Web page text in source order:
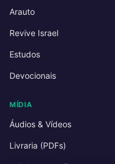
Arauto
Revive Israel
Estudos
Devocionais
MÍDIA
Áudios & Vídeos
Livraria (PDFs)